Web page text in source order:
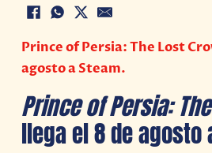
Prince of Persia: The Lost
agosto a Steam.
Prince of Persia:
llega el 8 de agosto